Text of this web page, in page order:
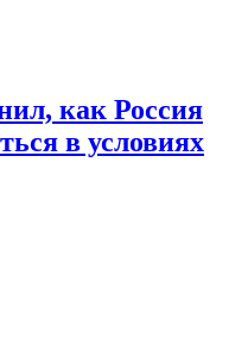
как Россия
в условиях